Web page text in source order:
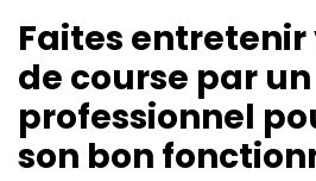
Faites
de course par un
professionnel
son bon